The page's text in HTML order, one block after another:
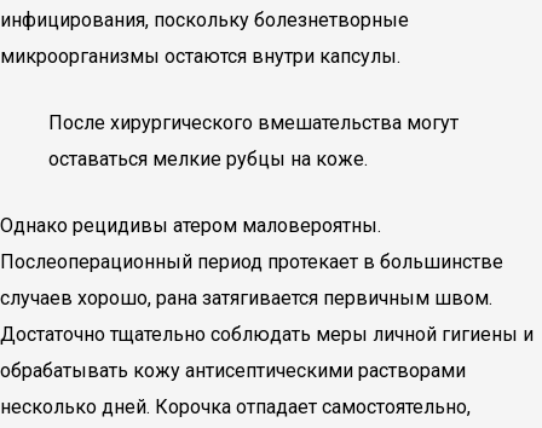
инфицирования, поскольку болезнетворные
микроорганизмы остаются внутри капсулы.
После хирургического вмешательства могут
оставаться мелкие рубцы на коже.
Однако рецидивы атером маловероятны.
Послеоперационный период протекает в большинстве
случаев хорошо, рана затягивается первичным швом.
Достаточно тщательно соблюдать меры личной гигиены и
обрабатывать кожу антисептическими растворами
несколько дней. Корочка отпадает самостоятельно,